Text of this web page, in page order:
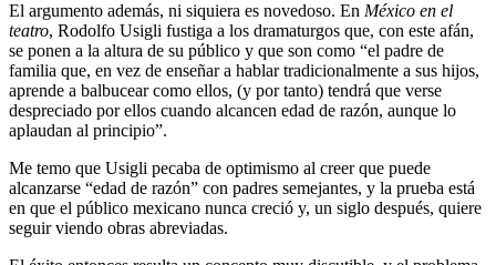
El argumento además, ni siquiera es novedoso. En México en el
teatro, Rodolfo Usigli fustiga a los dramaturgos que, con este afán,
se ponen a la altura de su público y que son como “el padre de
familia que, en vez de enseñar a hablar tradicionalmente a sus hijos,
aprende a balbucear como ellos, (y por tanto) tendrá que verse
despreciado por ellos cuando alcancen edad de razón, aunque lo
aplaudan al principio”.
Me temo que Usigli pecaba de optimismo al creer que puede
alcanzarse “edad de razón” con padres semejantes, y la prueba está
en que el público mexicano nunca creció y, un siglo después, quiere
seguir viendo obras abreviadas.